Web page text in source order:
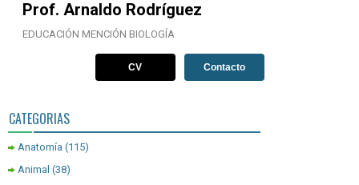
Prof. Arnaldo Rodríguez
EDUCACIÓN MENCIÓN BIOLOGÍA
CV Contacto
CATEGORIAS
Anatomía (115)
Animal (38)